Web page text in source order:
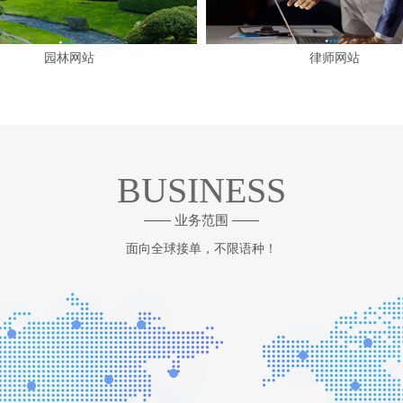
园林网站 律师网站
BUSINESS
—— 业务范围 ——
面向全球接单，不限语种！